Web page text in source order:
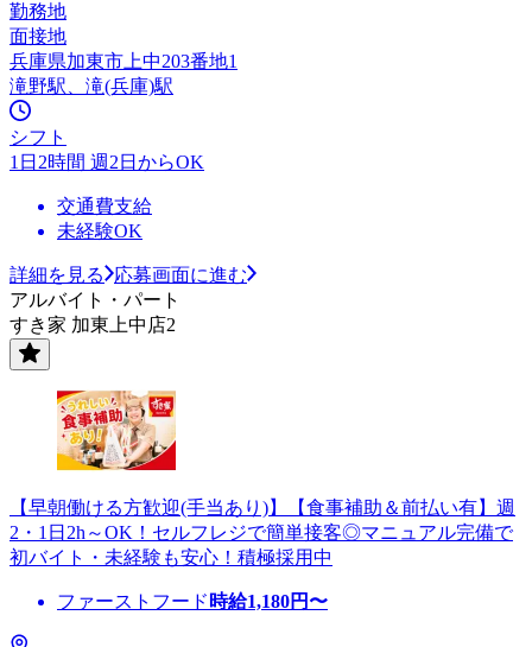
勤務地
面接地
兵庫県加東市上中203番地1
滝野駅、滝(兵庫)駅
シフト
1日2時間 週2日からOK
交通費支給
未経験OK
詳細を見る
応募画面に進む
アルバイト・パート
すき家 加東上中店2
【早朝働ける方歓迎(手当あり)】【食事補助＆前払い有】週
2・1日2h～OK！セルフレジで簡単接客◎マニュアル完備で
初バイト・未経験も安心！積極採用中
ファーストフード 時給1,180円〜